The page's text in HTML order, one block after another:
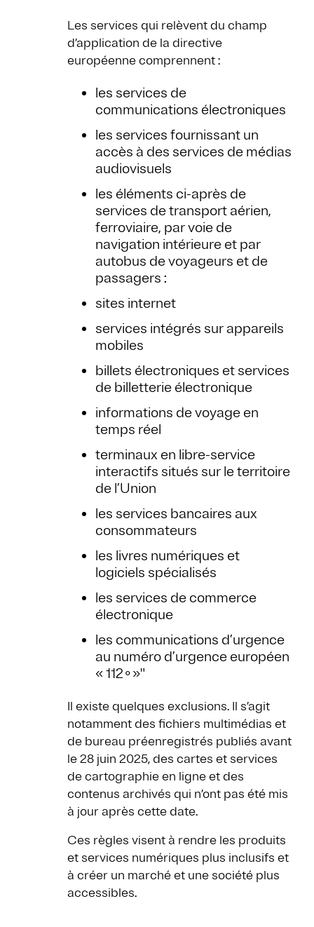
Les services qui relèvent du champ
d’application de la directive
européenne comprennent :
les services de
communications électroniques
les services fournissant un
accès à des services de médias
audiovisuels
les éléments ci-après de
services de transport aérien,
ferroviaire, par voie de
navigation intérieure et par
autobus de voyageurs et de
passagers :
sites internet
services intégrés sur appareils
mobiles
billets électroniques et services
de billetterie électronique
informations de voyage en
temps réel
terminaux en libre-service
interactifs situés sur le territoire
de l’Union
les services bancaires aux
consommateurs
les livres numériques et
logiciels spécialisés
les services de commerce
électronique
les communications d’urgence
au numéro d’urgence européen
« 112∘»"
Il existe quelques exclusions. Il s’agit
notamment des fichiers multimédias et
de bureau préenregistrés publiés avant
le 28 juin 2025, des cartes et services
de cartographie en ligne et des
contenus archivés qui n’ont pas été mis
à jour après cette date.
Ces règles visent à rendre les produits
et services numériques plus inclusifs et
à créer un marché et une société plus
accessibles.